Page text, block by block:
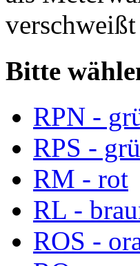
verschweißt
Bitte
RPN -
RPS -
RM - rot
RL -
ROS -